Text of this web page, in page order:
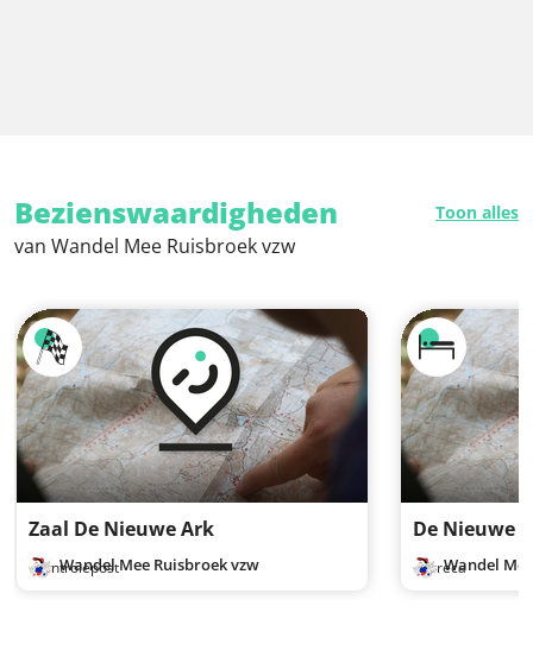
Bezienswaardigheden Toon alles
van Wandel Mee Ruisbroek vzw
Zaal De Nieuwe Ark
Controlepost
Wandel Mee Ruisbroek vzw
De Nieuwe
HorecaWandel